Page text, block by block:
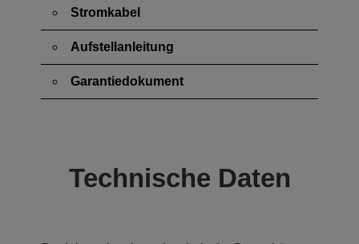
Stromkabel
Aufstellanleitung
Garantiedokument
Technische Daten